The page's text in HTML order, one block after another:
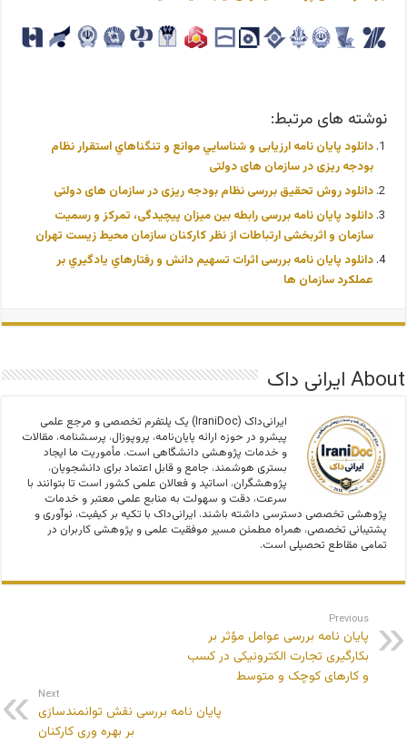
نوشته های مرتبط:
دانلود پایان نامه ارزیابی و شناسايي موانع و تنگناهاي استقرار نظام
بودجه ریزی در سازمان های دولتی
دانلود روش تحقیق بررسی نظام بودجه ریزی در سازمان های دولتی
دانلود پایان نامه بررسی رابطه بین میزان پیچیدگی، تمرکز و رسمیت
سازمان و اثربخشی ارتباطات از نظر کارکنان سازمان محیط زیست تهران
دانلود پایان نامه بررسی اثرات تسهيم دانش و رفتارهاي يادگيري بر
عملكرد سازمان ها
About ایرانی داک
ایرانی‌داک (IraniDoc) یک پلتفرم تخصصی و مرجع علمی
پیشرو در حوزه ارائه پایان‌نامه، پروپوزال، پرسشنامه، مقالات
و خدمات پژوهشی دانشگاهی است. مأموریت ما ایجاد
بستری هوشمند، جامع و قابل اعتماد برای دانشجویان،
پژوهشگران، اساتید و فعالان علمی کشور است تا بتوانند با
سرعت، دقت و سهولت به منابع علمی معتبر و خدمات
پژوهشی تخصصی دسترسی داشته باشند. ایرانی‌داک با تکیه بر کیفیت، نوآوری و
پشتیبانی تخصصی، همراه مطمئن مسیر موفقیت علمی و پژوهشی کاربران در
تمامی مقاطع تحصیلی است.
Previous
پایان نامه بررسی عوامل مؤثر بر
بکارگیری تجارت الکترونیکی در کسب
و کارهای کوچک و متوسط
Next
پایان نامه بررسی نقش توانمندسازی
بر بهره وری کارکنان